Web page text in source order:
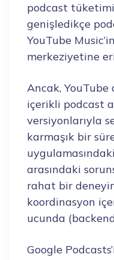
podcast
genişledikçe
YouTube
merkeziyetine
Ancak, YouTube
içerikli podcast
versiyonlarıyla
karmaşık bir
arasındaki
rahat bir
koordinasyon
ucunda
Google